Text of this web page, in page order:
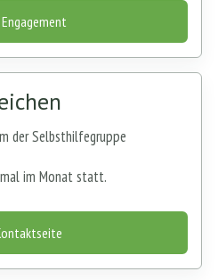
der Selbsthilfegruppe
im Monat statt.